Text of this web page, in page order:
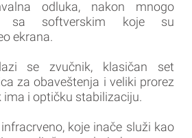
odluka, nakon mnogo
sa softverskim koje su
ekrana.
se zvučnik, klasičan set
za obaveštenja i veliki prorez
ima i optičku stabilizaciju.
koje inače služi kao